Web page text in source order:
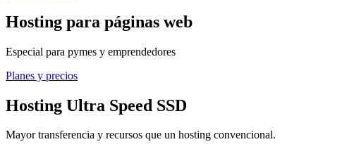
Hosting para páginas web
Especial para pymes y emprendedores
Planes y precios
Hosting Ultra Speed SSD
Mayor transferencia y recursos que un hosting convencional.